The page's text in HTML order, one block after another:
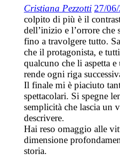
Cristiana Pezzotti 27/
colpito di più è il
dell’inizio e l’orrore che
fino a travolgere tutto.
che il protagonista, e
qualcuno che li aspetta
rende ogni riga
Il finale mi è piaciuto
spettacolari. Si spegne
semplicità che lascia un
descrivere.
Hai reso omaggio alle
dimensione
storia.